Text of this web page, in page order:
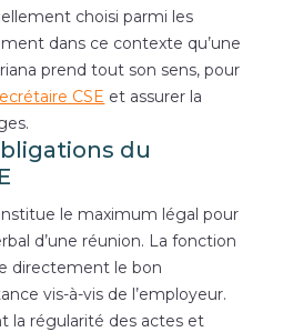
choisi parmi les
dans ce contexte qu’une
prend tout son sens, pour
CSE et assurer la
du
le maximum légal pour
d’une réunion. La fonction
directement le bon
vis-à-vis de l’employeur.
la régularité des actes et